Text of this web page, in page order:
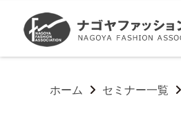
ホーム セミナー一覧